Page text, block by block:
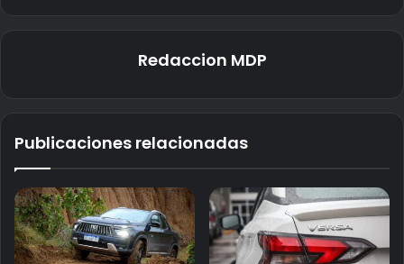
Redaccion MDP
Publicaciones relacionadas